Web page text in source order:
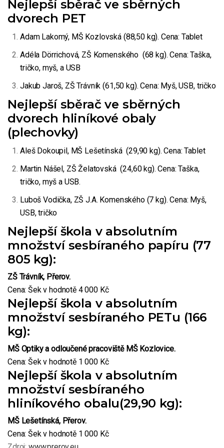
Nejlepší sběrač ve sběrných
dvorech PET
Adam Lakomý, MŠ Kozlovská (88,50 kg). Cena: Tablet
Adéla Dörrichová, ZŠ Komenského (68 kg). Cena: Taška,
tričko, myš, a USB
Jakub Jaroš, ZŠ Trávník (61,50 kg). Cena: Myš, USB, tričko
Nejlepší sběrač ve sběrných
dvorech hliníkové obaly
(plechovky)
Aleš Dokoupil, MŠ Lešetínská (29,90 kg). Cena: Tablet
Martin Nášel, ZŠ Želatovská (24,60 kg). Cena: Taška,
tričko, myš a USB.
Luboš Vodička, ZŠ J.A. Komenského (7 kg). Cena: Myš,
USB, tričko
Nejlepší škola v absolutním
množství sesbíraného papíru (77
805 kg):
ZŠ Trávník, Přerov.
Cena: Šek v hodnotě 4 000 Kč
Nejlepší škola v absolutním
množství sesbíraného PETu (166
kg):
MŠ Optiky a odloučené pracoviště MŠ Kozlovice.
Cena: Šek v hodnotě 1 000 Kč
Nejlepší škola v absolutním
množství sesbíraného
hliníkového obalu(29,90 kg):
MŠ Lešetínská, Přerov.
Cena: Šek v hodnotě 1 000 Kč